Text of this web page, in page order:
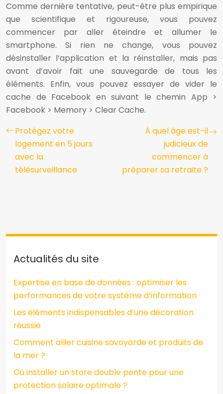
Comme dernière tentative, peut-être plus empirique
que scientifique et rigoureuse, vous pouvez
commencer par aller éteindre et allumer le
smartphone. Si rien ne change, vous pouvez
désinstaller l’application et la réinstaller, mais pas
avant d’avoir fait une sauvegarde de tous les
éléments. Enfin, vous pouvez essayer de vider le
cache de Facebook en suivant le chemin App >
Facebook > Memory > Clear Cache.
Protégez votre
logement en 5 jours
avec la
télésurveillance
À quel âge est-il
judicieux de
commencer à
préparer sa retraite ?
Actualités du site
Expertise en base de données : optimiser les
performances de votre système d’information
Les éléments indispensables d’une décoration
réussie
Comment allier cuisine savoyarde et produits de
la mer ?
Où installer un store double pente pour une
protection solaire optimale ?